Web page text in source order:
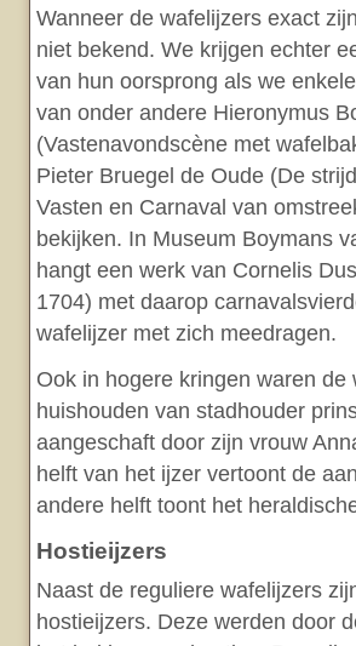
Wanneer de wafelijzers exact
niet bekend. We krijgen echter
van hun oorsprong als we
van onder andere Hieronymus
(Vastenavondscène met
Pieter Bruegel de Oude (De
Vasten en Carnaval van
bekijken. In Museum Boymans
hangt een werk van Cornelis
1704) met daarop
wafelijzer met zich meedragen.
Ook in hogere kringen waren
huishouden van stadhouder
aangeschaft door zijn vrouw
helft van het ijzer vertoont de
andere helft toont het
Hostieijzers
Naast de reguliere wafelijzers
hostieijzers. Deze werden door